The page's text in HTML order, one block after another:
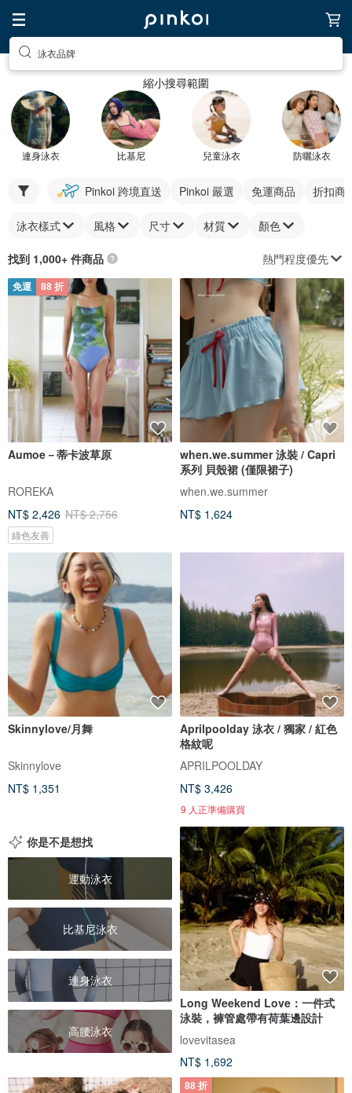
泳衣品牌
縮小搜尋範圍
連身泳衣 比基尼 兒童泳衣 防曬泳衣
Pinkoi 跨境直送 Pinkoi 嚴選 免運商品 折扣商
泳衣樣式 風格 尺寸 材質 顏色
找到 1,000+ 件商品 熱門程度優先
免運 88 折
Aumoe－蒂卡波草原
ROREKA
NT$ 2,426 NT$ 2,756
綠色友善
when.we.summer 泳裝 / Capri
系列 貝殼裙 (僅限裙子)
when.we.summer
NT$ 1,624
Skinnylove/月舞
Skinnylove
NT$ 1,351
Aprilpoolday 泳衣 / 獨家 / 紅色
格紋呢
APRILPOOLDAY
NT$ 3,426
9 人正準備購買
你是不是想找
運動泳衣
比基尼泳衣
連身泳衣
高腰泳衣
Long Weekend Love：一件式
泳裝，褲管處帶有荷葉邊設計
lovevitasea
NT$ 1,692
88 折